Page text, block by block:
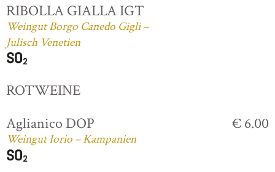
RIBOLLA GIALLA IGT
Weingut Borgo Canedo Gigli –
Julisch Venetien
ROTWEINE
Aglianico DOP
Weingut Iorio – Kampanien
€ 6.00